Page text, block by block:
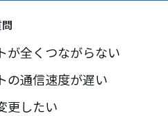
が全くつながらない
の通信速度が遅い
更したい